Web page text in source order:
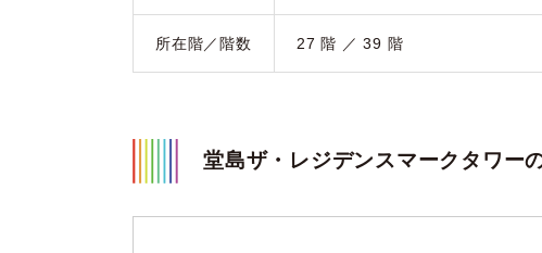
所在階／階数 27 階 ／ 39 階
堂島ザ・レジデンスマークタワー